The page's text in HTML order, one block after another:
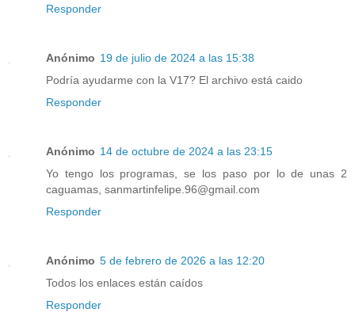
Responder
Anónimo 19 de julio de 2024 a las 15:38
Podría ayudarme con la V17? El archivo está caido
Responder
Anónimo 14 de octubre de 2024 a las 23:15
Yo tengo los programas, se los paso por lo de unas 2
caguamas, sanmartinfelipe.96@gmail.com
Responder
Anónimo 5 de febrero de 2026 a las 12:20
Todos los enlaces están caídos
Responder